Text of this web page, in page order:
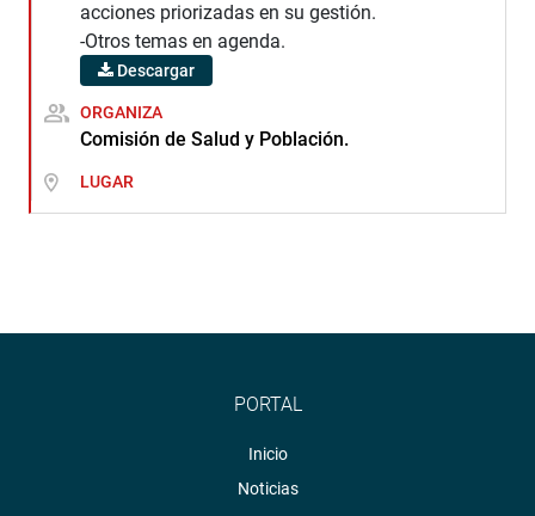
acciones priorizadas en su gestión.
-Otros temas en agenda.
Descargar
ORGANIZA
Comisión de Salud y Población.
LUGAR
PORTAL
Inicio
Noticias